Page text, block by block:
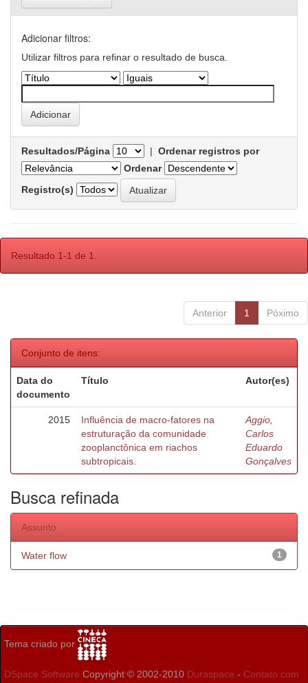
Adicionar filtros:
Utilizar filtros para refinar o resultado de busca.
Resultados/Página | Ordenar registros por
Ordenar
Registro(s)
Resultado 1-1 de 1.
Anterior 1 Póximo
Conjunto de itens:
Data do
documento
Título Autor(es)
2015
Influência de macro-fatores na
estruturação da comunidade
zooplanctônica em riachos
subtropicais.
Aggio,
Carlos
Eduardo
Gonçalves
Busca refinada
Assunto
1
Water flow
Tema criado por
DSpace Software Copyright © 2002-2010 Duraspace - Contato com